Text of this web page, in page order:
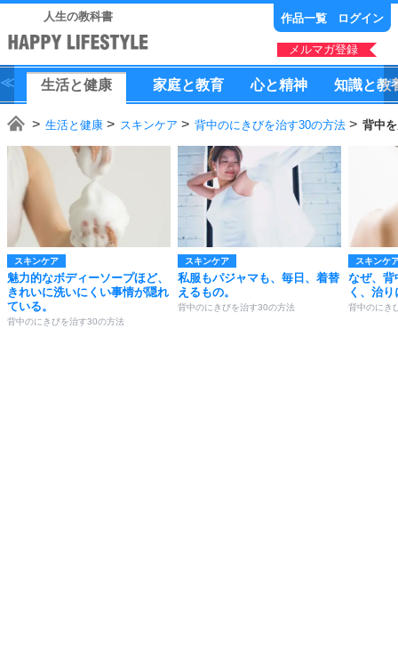
人生の教科書 作品一覧 ログイン
メルマガ登録
生活と健康 家庭と教育 心と精神 知識と教
生活と健康 スキンケア 背中のにきびを治す30の方法 背中
スキンケア
魅力的なボディーソープほど、
きれいに洗いにくい事情が隠れ
ている。
背中のにきびを治す30の方法
スキンケア
私服もパジャマも、毎日、着替
えるもの。
背中のにきびを治す30の方法
スキンケ
なぜ、背
く、治
背中のにき